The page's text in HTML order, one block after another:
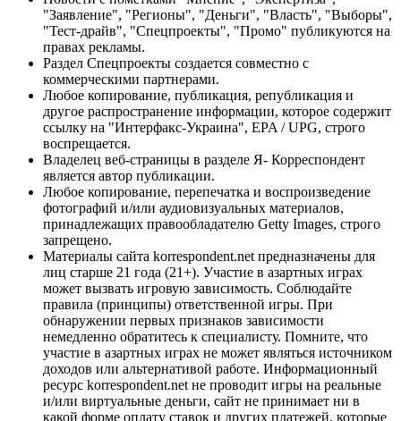
"Заявление", "Регионы", "Деньги", "Власть", "Выборы",
"Тест-драйв", "Спецпроекты", "Промо" публикуются на
правах рекламы.
Раздел Спецпроекты создается совместно с
коммерческими партнерами.
Любое копирование, публикация, републикация и
другое распространение информации, которое содержит
ссылку на "Интерфакс-Украина", EPA / UPG, строго
воспрещается.
Владелец веб-страницы в разделе Я- Корреспондент
является автор публикации.
Любое копирование, перепечатка и воспроизведение
фотографий и/или аудиовизуальных материалов,
принадлежащих правообладателю Getty Images, строго
запрещено.
Материалы сайта korrespondent.net предназначены для
лиц старше 21 года (21+). Участие в азартных играх
может вызвать игровую зависимость. Соблюдайте
правила (принципы) ответственной игры. При
обнаружении первых признаков зависимости
немедленно обратитесь к специалисту. Помните, что
участие в азартных играх не может являться источником
доходов или альтернативой работе. Информационный
ресурс korrespondent.net не проводит игры на реальные
и/или виртуальные деньги, сайт не принимает ни в
какой форме оплату ставок и других платежей, которые